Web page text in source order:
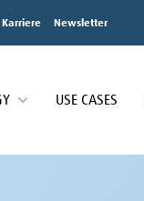
Karriere Newsletter
USE CASES